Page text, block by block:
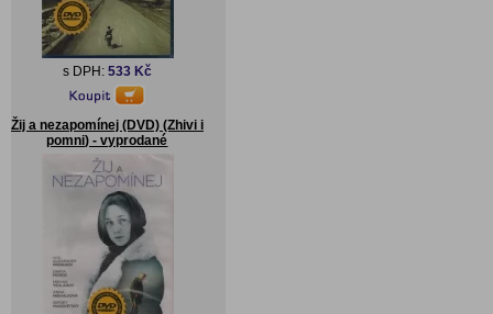
s DPH: 533 Kč
Žij a nezapomínej (DVD) (Zhivi i
pomni) - vyprodané